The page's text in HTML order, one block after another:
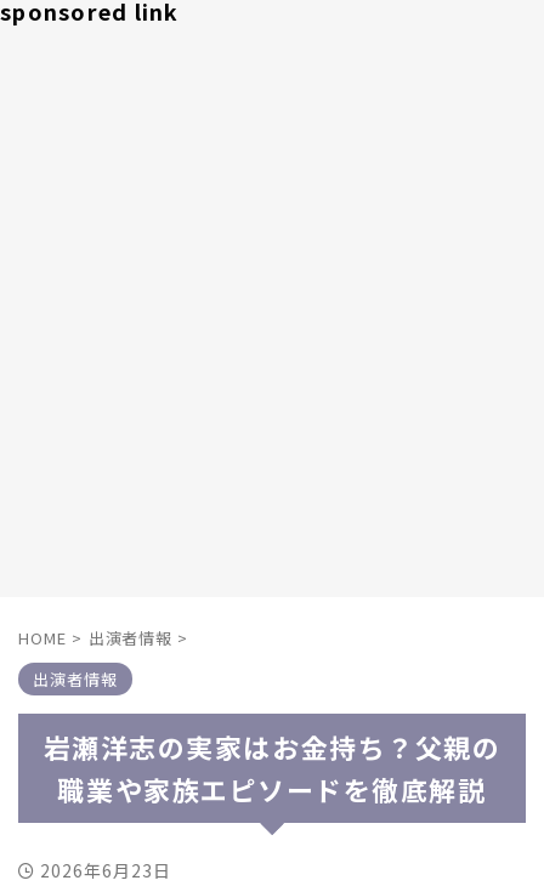
sponsored link
HOME > 出演者情報 >
出演者情報
岩瀬洋志の実家はお金持ち？父親の
職業や家族エピソードを徹底解説
2026年6月23日